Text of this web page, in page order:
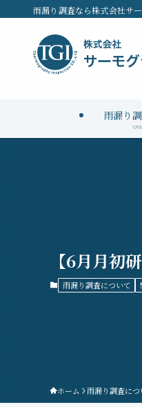
雨漏り調査なら株式会社サ
雨漏り
【6月月初
雨漏り調査について
ホーム 雨漏り調査につ